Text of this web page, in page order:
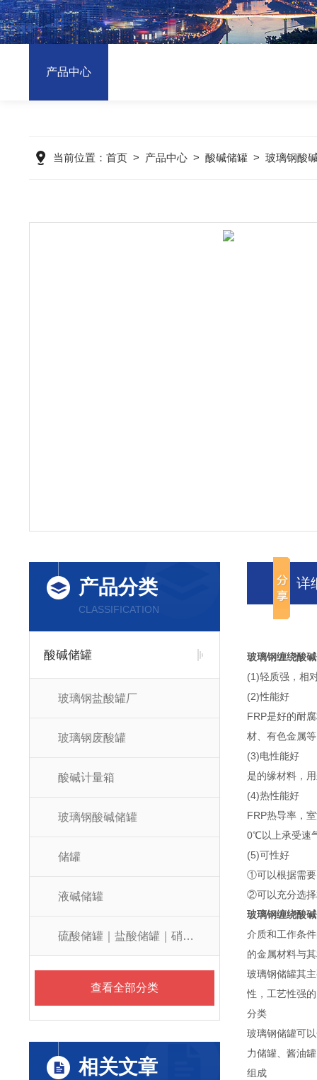
产品中心
当前位置： 首页> 产品中心> 酸碱储罐> 玻璃钢酸
产品分类
CLASSIFICATION
酸碱储罐
玻璃钢盐酸罐厂
玻璃钢废酸罐
酸碱计量箱
玻璃钢酸碱储罐
储罐
液碱储罐
硫酸储罐｜盐酸储罐｜硝酸储罐
查看全部分类
相关文章
详
玻璃钢缠绕酸
(1)轻质强，相
(2)性能好
FRP是好的耐
材、有色金属
(3)电性能好
是的缘材料，
(4)热性能好
FRP热导率，
0℃以上承受速
(5)可性好
①可以根据需要
②可以充分选择
玻璃钢缠绕酸
介质和工作条
的金属材料与
玻璃钢储罐其
性，工艺性强
分类
玻璃钢储罐可
力储罐、酱油
组成